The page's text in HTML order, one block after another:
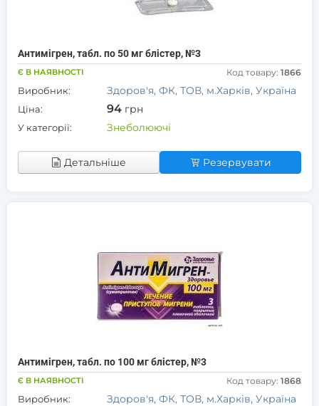
Антимігрен, табл. по 50 мг блістер, №3
Є В НАЯВНОСТІ Код товару: 1866
Виробник: Здоров'я, ФК, ТОВ, м.Харків, Україна
Ціна: 94 грн
У категорії: Знеболюючі
Детальніше Резервувати
Антимігрен, табл. по 100 мг блістер, №3
Є В НАЯВНОСТІ Код товару: 1868
Виробник: Здоров'я, ФК, ТОВ, м.Харків, Україна